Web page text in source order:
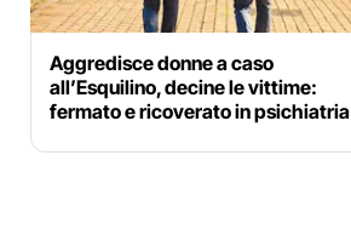
Aggredisce donne a caso
all’Esquilino, decine le vittime:
fermato e ricoverato in psichiatria